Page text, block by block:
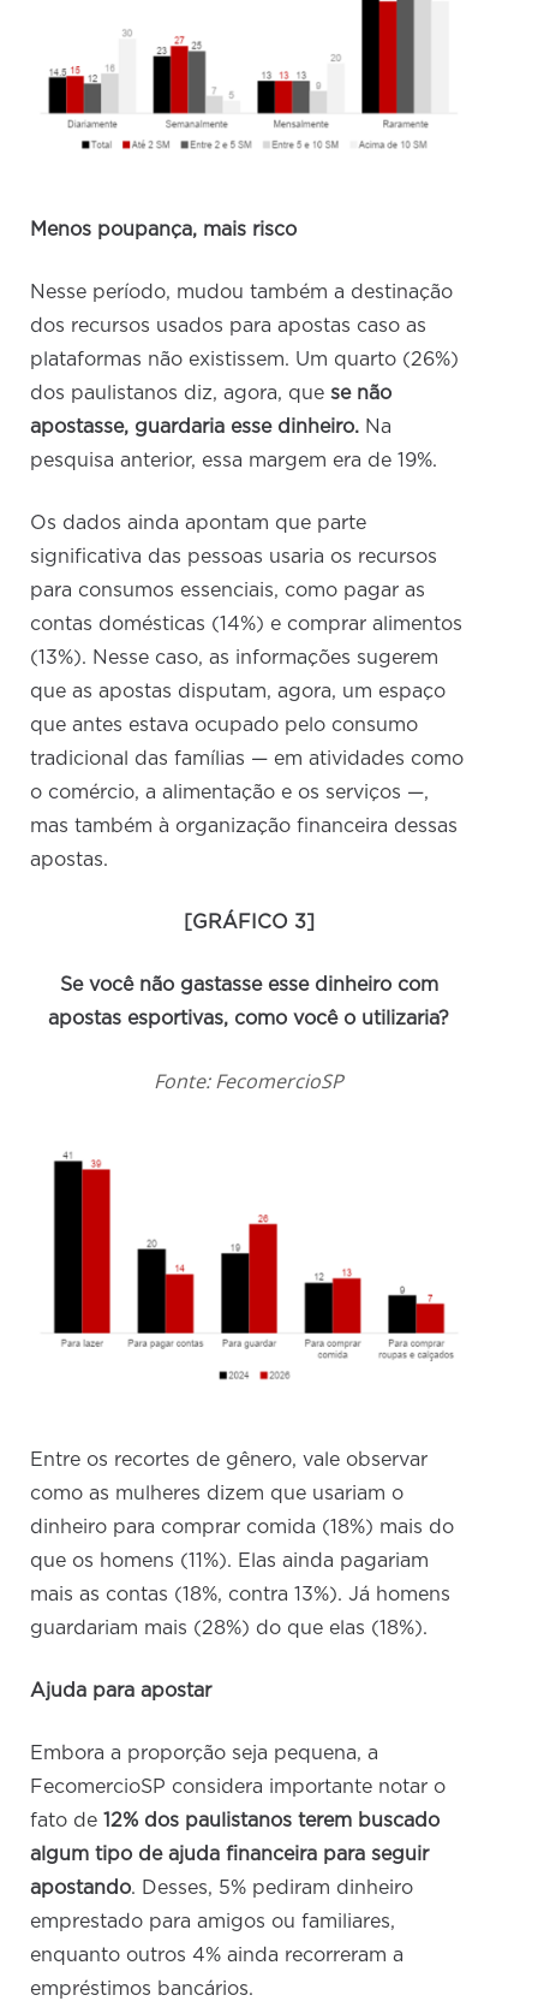
Menos poupança, mais risco
Nesse período, mudou também a destinação
dos recursos usados para apostas caso as
plataformas não existissem. Um quarto (26%)
dos paulistanos diz, agora, quese não
apostasse, guardaria esse dinheiro. Na
pesquisa anterior, essa margem era de 19%.
Os dados ainda apontam que parte
significativa das pessoas usaria os recursos
para consumos essenciais, como pagar as
contas domésticas (14%) e comprar alimentos
(13%). Nesse caso, as informações sugerem
que as apostas disputam, agora, um espaço
que antes estava ocupado pelo consumo
tradicional das famílias — em atividades como
o comércio, a alimentação e os serviços —,
mas também à organização financeira dessas
apostas.
[GRÁFICO 3]
Se você não gastasse esse dinheiro com
apostas esportivas, como você o utilizaria?
Fonte: FecomercioSP
Entre os recortes de gênero, vale observar
como as mulheres dizem que usariam o
dinheiro para comprar comida (18%) mais do
que os homens (11%). Elas ainda pagariam
mais as contas (18%, contra 13%). Já homens
guardariam mais (28%) do que elas (18%).
Ajuda para apostar
Embora a proporção seja pequena, a
FecomercioSP considera importante notar o
fato de12% dos paulistanos terem buscado
algum tipo de ajuda financeira para seguir
apostando. Desses, 5% pediram dinheiro
emprestado para amigos ou familiares,
enquanto outros 4% ainda recorreram a
empréstimos bancários.